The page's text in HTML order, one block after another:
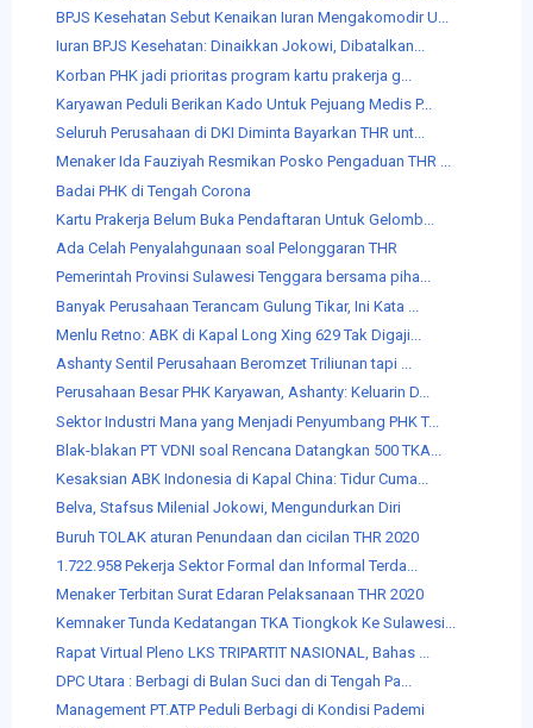
BPJS Kesehatan Sebut Kenaikan Iuran Mengakomodir U...
Iuran BPJS Kesehatan: Dinaikkan Jokowi, Dibatalkan...
Korban PHK jadi prioritas program kartu prakerja g...
Karyawan Peduli Berikan Kado Untuk Pejuang Medis P...
Seluruh Perusahaan di DKI Diminta Bayarkan THR unt...
Menaker Ida Fauziyah Resmikan Posko Pengaduan THR ...
Badai PHK di Tengah Corona
Kartu Prakerja Belum Buka Pendaftaran Untuk Gelomb...
Ada Celah Penyalahgunaan soal Pelonggaran THR
Pemerintah Provinsi Sulawesi Tenggara bersama piha...
Banyak Perusahaan Terancam Gulung Tikar, Ini Kata ...
Menlu Retno: ABK di Kapal Long Xing 629 Tak Digaji...
Ashanty Sentil Perusahaan Beromzet Triliunan tapi ...
Perusahaan Besar PHK Karyawan, Ashanty: Keluarin D...
Sektor Industri Mana yang Menjadi Penyumbang PHK T...
Blak-blakan PT VDNI soal Rencana Datangkan 500 TKA...
Kesaksian ABK Indonesia di Kapal China: Tidur Cuma...
Belva, Stafsus Milenial Jokowi, Mengundurkan Diri
Buruh TOLAK aturan Penundaan dan cicilan THR 2020
1.722.958 Pekerja Sektor Formal dan Informal Terda...
Menaker Terbitan Surat Edaran Pelaksanaan THR 2020
Kemnaker Tunda Kedatangan TKA Tiongkok Ke Sulawesi...
Rapat Virtual Pleno LKS TRIPARTIT NASIONAL, Bahas ...
DPC Utara : Berbagi di Bulan Suci dan di Tengah Pa...
Management PT.ATP Peduli Berbagi di Kondisi Pademi